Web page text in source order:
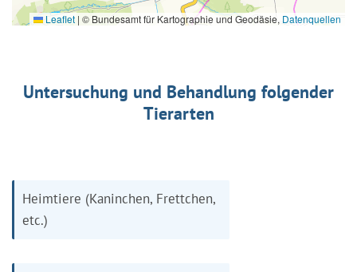
Leaflet | © Bundesamt für Kartographie und Geodäsie, Datenquellen
Untersuchung und Behandlung folgender
Tierarten
Heimtiere (Kaninchen, Frettchen,
etc.)